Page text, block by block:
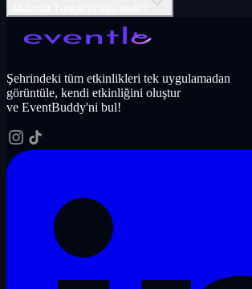
Şehrindeki tüm etkinlikleri tek uygulamadan
görüntüle, kendi etkinliğini oluştur
ve EventBuddy'ni bul!